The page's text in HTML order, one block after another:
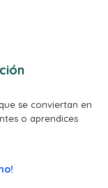
se conviertan en
o aprendices